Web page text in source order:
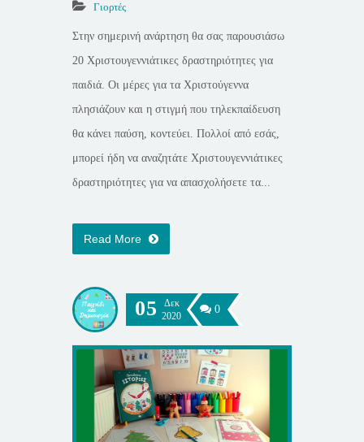
Γιορτές
Στην σημερινή ανάρτηση θα σας παρουσιάσω
20 Χριστουγεννιάτικες δραστηριότητες για
παιδιά. Οι μέρες για τα Χριστούγεννα
πλησιάζουν και η στιγμή που τηλεκπαίδευση
θα κάνει παύση, κοντεύει. Πολλοί από εσάς,
μπορεί ήδη να αναζητάτε Χριστουγεννιάτικες
δραστηριότητες για να απασχολήσετε τα...
Read More
05
Δεκ
2020
0